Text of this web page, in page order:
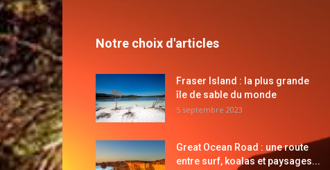
Notre choix d'articles
Fraser Island : la plus grande
île de sable du monde
5 septembre 2023
Great Ocean Road : une route
entre surf, koalas et paysages...